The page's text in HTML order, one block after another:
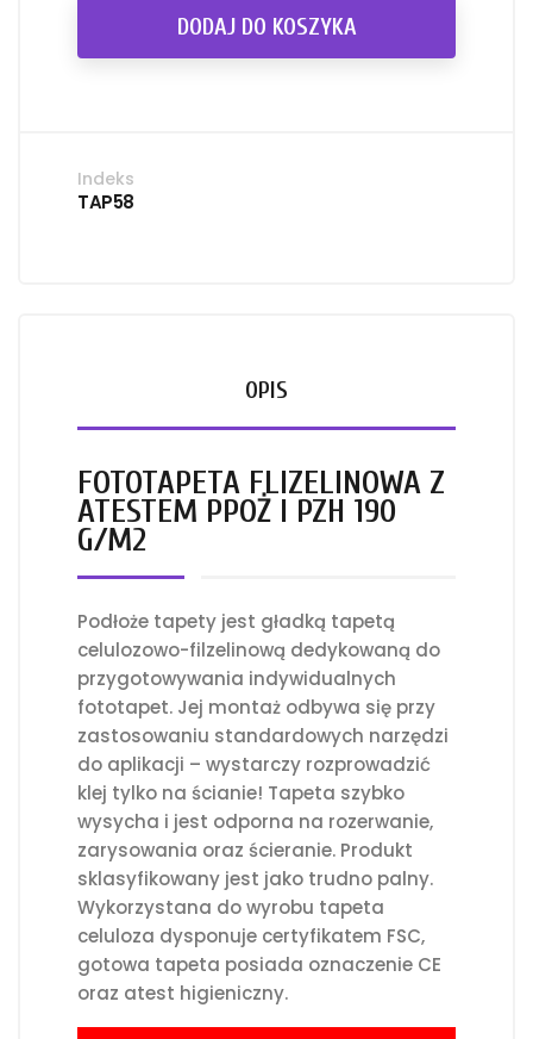
DODAJ DO KOSZYKA
Indeks
TAP58
OPIS
FOTOTAPETA FLIZELINOWA Z
ATESTEM PPOŻ I PZH 190
G/M2
Podłoże tapety jest gładką tapetą
celulozowo-filzelinową dedykowaną do
przygotowywania indywidualnych
fototapet. Jej montaż odbywa się przy
zastosowaniu standardowych narzędzi
do aplikacji – wystarczy rozprowadzić
klej tylko na ścianie! Tapeta szybko
wysycha i jest odporna na rozerwanie,
zarysowania oraz ścieranie. Produkt
sklasyfikowany jest jako trudno palny.
Wykorzystana do wyrobu tapeta
celuloza dysponuje certyfikatem FSC,
gotowa tapeta posiada oznaczenie CE
oraz atest higieniczny.